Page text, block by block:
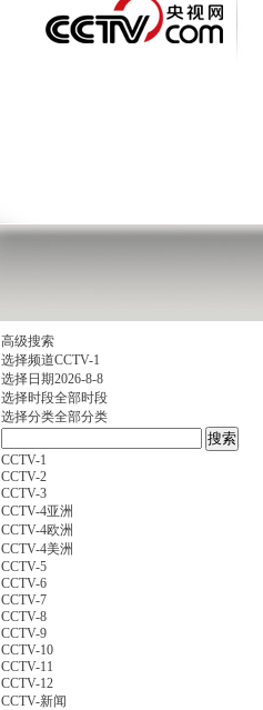
高级搜索
选择频道CCTV-1
选择日期2026-8-8
选择时段全部时段
选择分类全部分类
CCTV-1
CCTV-2
CCTV-3
CCTV-4亚洲
CCTV-4欧洲
CCTV-4美洲
CCTV-5
CCTV-6
CCTV-7
CCTV-8
CCTV-9
CCTV-10
CCTV-11
CCTV-12
CCTV-新闻